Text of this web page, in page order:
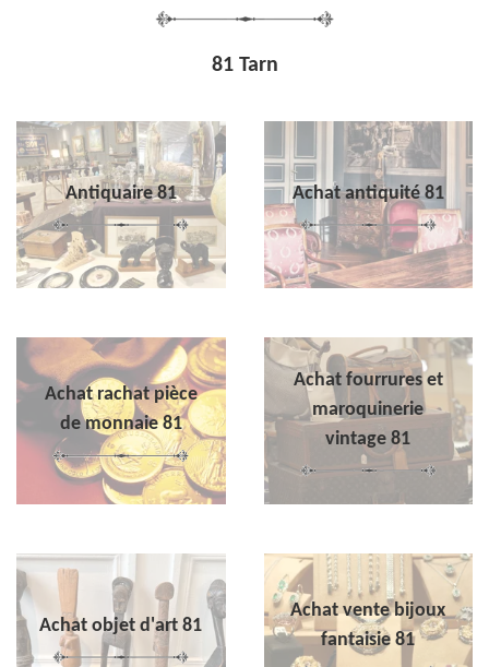
81 Tarn
Antiquaire 81 Achat antiquité 81
Achat rachat pièce
de monnaie 81
Achat fourrures et
maroquinerie
vintage 81
Achat objet d'art 81
Achat vente bijoux
fantaisie 81